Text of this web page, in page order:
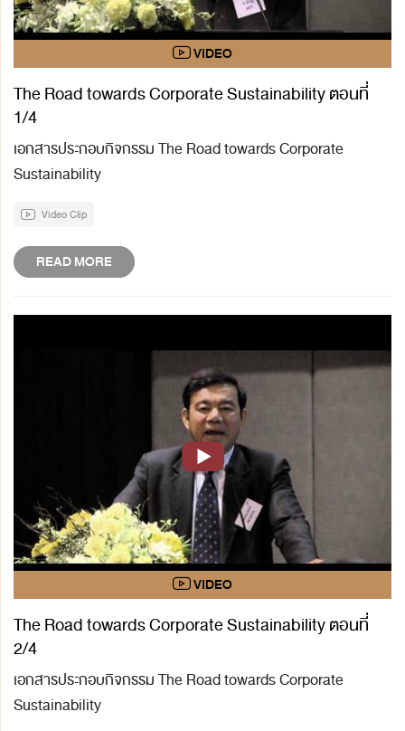
The Road towards Corporate Sustainability ตอนที่
1/4
เอกสารประกอบกิจกรรม The Road towards Corporate
Sustainability
Video Clip
READ MORE
The Road towards Corporate Sustainability ตอนที่
2/4
เอกสารประกอบกิจกรรม The Road towards Corporate
Sustainability